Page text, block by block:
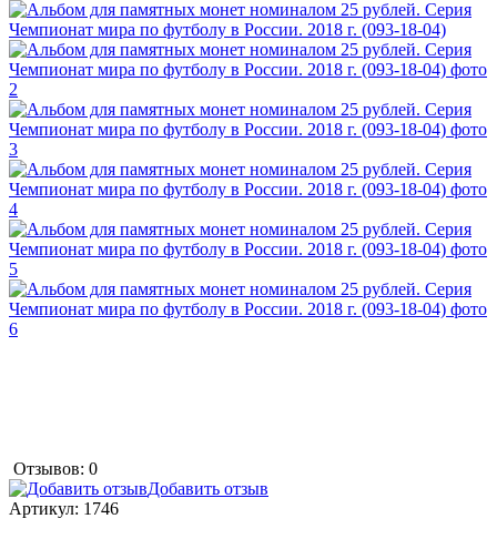
Отзывов: 0
Добавить отзыв
Артикул: 1746